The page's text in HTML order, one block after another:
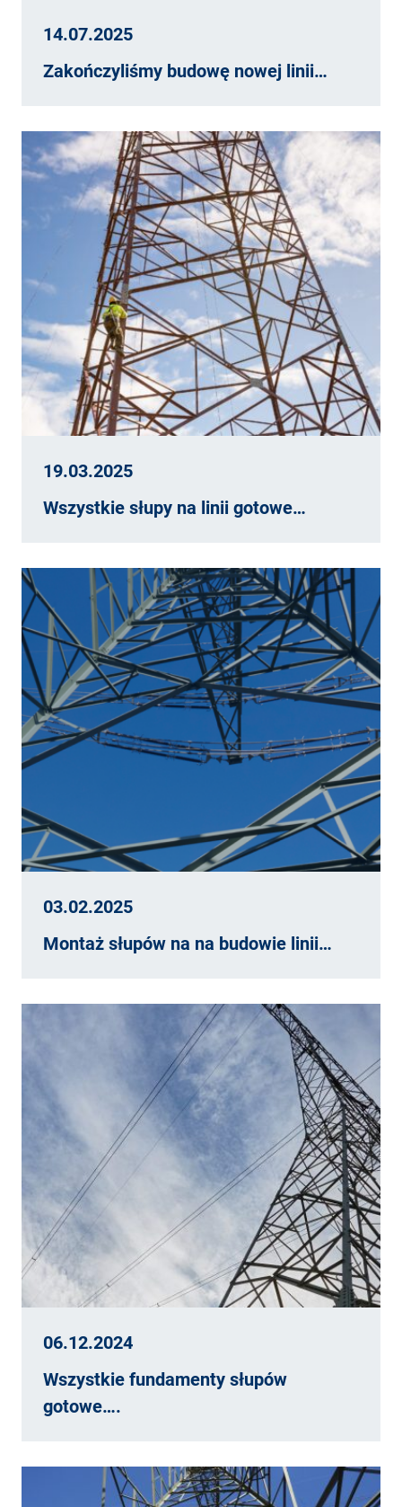
14.07.2025
Zakończyliśmy budowę nowej linii…
19.03.2025
Wszystkie słupy na linii gotowe…
03.02.2025
Montaż słupów na na budowie linii…
06.12.2024
Wszystkie fundamenty słupów
gotowe….